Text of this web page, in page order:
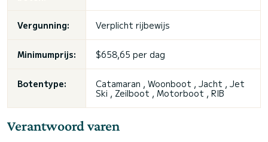
Vergunning: Verplicht rijbewijs
Minimumprijs: $658,65 per dag
Botentype: Catamaran , Woonboot , Jacht , Jet
Ski , Zeilboot , Motorboot , RIB
Verantwoord varen